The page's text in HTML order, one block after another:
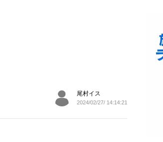
尾村イス
2024/02/27/ 14:14:21